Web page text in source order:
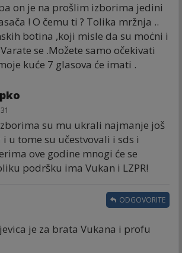
on je na prošlim izborima jedini
! O čemu ti ? Tolika mržnja ..
botina ,koji misle da su moċni i
se .Možete samo očekivati
kuće 7 glasova će imati .
su mu ukrali najmanje još
u tome su učestvovali i sds i
ove godine mnogi će se
podršku ima Vukan i LZPR!
je za brata Vukana i profu
ODGOVORITE